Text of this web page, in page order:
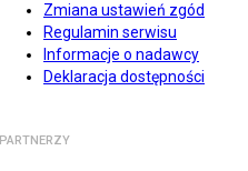
Zmiana ustawień zgód
Regulamin serwisu
Informacje o nadawcy
Deklaracja dostępności
PARTNERZY